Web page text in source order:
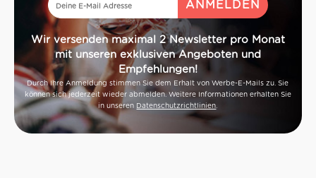
Wir versenden maximal 2 Newsletter pro Monat
mit unseren exklusiven Angeboten und
Empfehlungen!
Durch Ihre Anmeldung stimmen Sie dem Erhalt von Werbe-E-Mails zu. Sie
können sich jederzeit wieder abmelden. Weitere Informationen erhalten Sie
in unseren Datenschutzrichtlinien